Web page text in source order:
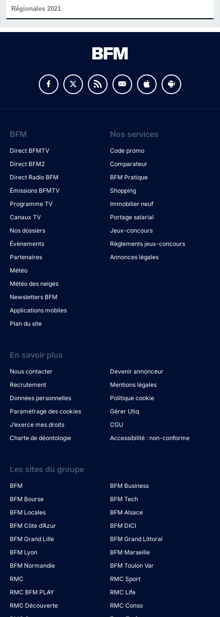
Régionales 2021
v
BFM
Direct BFMTV
Direct BFM2
Direct Radio BFM
Émissions BFMTV
Programme TV
Canaux TV
Nos dossiers
Évènements
Partenaires
Météo
Météo des neiges
Newsletters BFM
Applications mobiles
Plan du site
Nos services
Code promo
Comparateur
BFM Pratique
Shopping
Immobilier neuf
Portage salarial
Jeux-concours
Règlements jeux-concours
Annonces légales
En savoir plus
Nous contacter
Devenir annonceur
Recrutement
Mentions légales
Données personnelles
Politique cookie
Paramétrage des cookies
Gérer Utiq
J’exerce mes droits
CGU
Charte de déontologie
Accessibilité : non-conforme
Les sites du groupe
BFM
BFM Business
BFM Bourse
BFM Tech
BFM Locales
BFM Alsace
BFM Côte d’Azur
BFM DICI
BFM Grand Lille
BFM Grand Littoral
BFM Lyon
BFM Marseille
BFM Normandie
BFM Toulon Var
RMC
RMC Sport
RMC BFM PLAY
RMC Life
RMC Découverte
RMC Conso